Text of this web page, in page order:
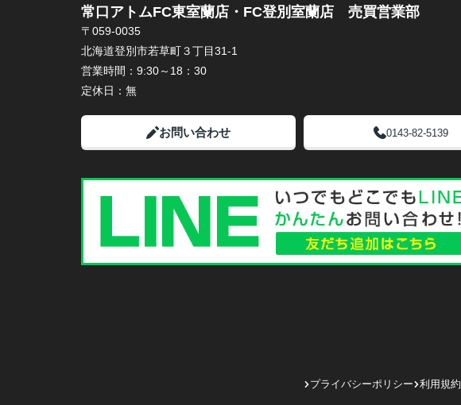
常口アトムFC東室蘭店・FC登別室蘭店 売買営業部
〒059-0035
北海道登別市若草町３丁目31-1
営業時間： 9:30～18：30
定休日： 無
お問い合わせ 0143-82-5139
プライバシーポリシー 利用規約